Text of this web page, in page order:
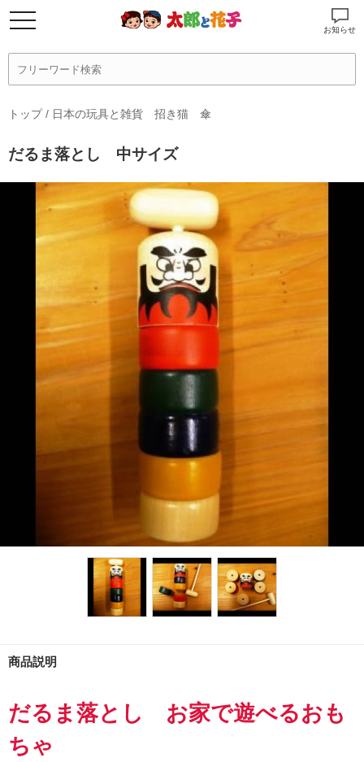
お知らせ
トップ/ 日本の玩具と雑貨 招き猫 傘
だるま落とし 中サイズ
商品説明
だるま落とし お家で遊べるおも
ちゃ